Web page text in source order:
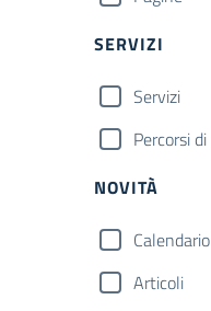
SERVIZI
Servizi
Percorsi
NOVITÀ
Articoli